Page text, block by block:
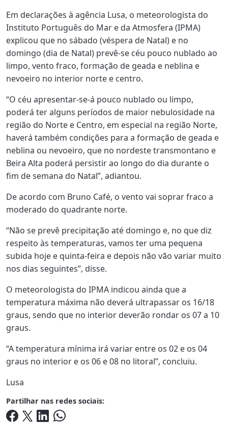
Em declarações à agência Lusa, o meteorologista do
Instituto Português do Mar e da Atmosfera (IPMA)
explicou que no sábado (véspera de Natal) e no
domingo (dia de Natal) prevê-se céu pouco nublado ao
limpo, vento fraco, formação de geada e neblina e
nevoeiro no interior norte e centro.
“O céu apresentar-se-á pouco nublado ou limpo,
poderá ter alguns períodos de maior nebulosidade na
região do Norte e Centro, em especial na região Norte,
haverá também condições para a formação de geada e
neblina ou nevoeiro, que no nordeste transmontano e
Beira Alta poderá persistir ao longo do dia durante o
fim de semana do Natal”, adiantou.
De acordo com Bruno Café, o vento vai soprar fraco a
moderado do quadrante norte.
“Não se prevê precipitação até domingo e, no que diz
respeito às temperaturas, vamos ter uma pequena
subida hoje e quinta-feira e depois não vão variar muito
nos dias seguintes”, disse.
O meteorologista do IPMA indicou ainda que a
temperatura máxima não deverá ultrapassar os 16/18
graus, sendo que no interior deverão rondar os 07 a 10
graus.
“A temperatura mínima irá variar entre os 02 e os 04
graus no interior e os 06 e 08 no litoral”, concluiu.
Lusa
Partilhar nas redes sociais: